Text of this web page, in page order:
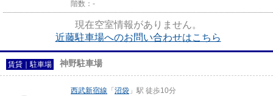
階数：-
現在空室情報がありません。
近藤駐車場へのお問い合わせはこちら
賃貸｜駐車場 神野駐車場
西武新宿線 「 沼袋 」駅 徒歩10分